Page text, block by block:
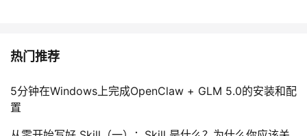
热门推荐
5分钟在Windows上完成OpenClaw + GLM 5.0的安装和配
置